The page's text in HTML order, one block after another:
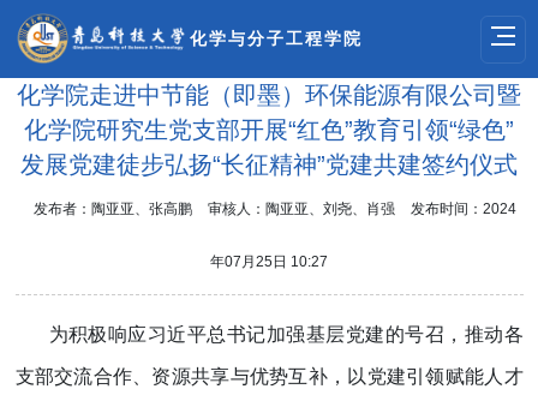
化学与分子工程学院
化学院走进中节能（即墨）环保能源有限公司暨
化学院研究生党支部开展“红色”教育引领“绿色”
发展党建徒步弘扬“长征精神”党建共建签约仪式
发布者：陶亚亚、张高鹏 审核人：陶亚亚、刘尧、肖强 发布时间：2024
年07月25日 10:27
为积极响应习近平总书记加强基层党建的号召，推动各
支部交流合作、资源共享与优势互补，以党建引领赋能人才